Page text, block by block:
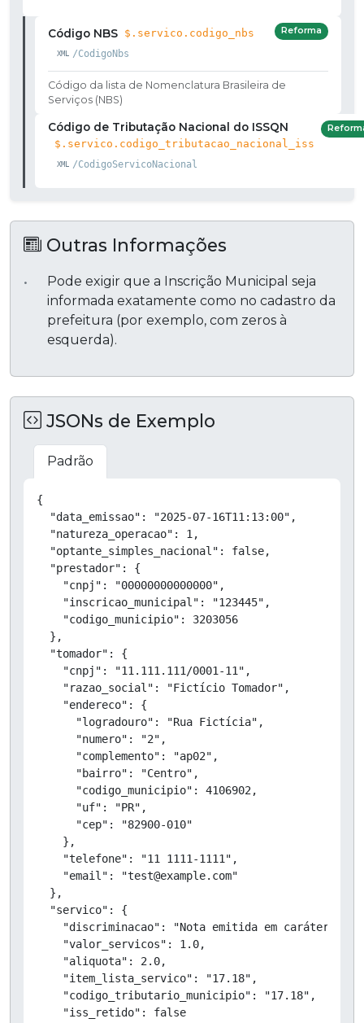
Código NBS $.servico.codigo_nbs
/CodigoNbs
Reforma
Código da lista de Nomenclatura Brasileira de
Serviços (NBS)
Código de Tributação Nacional do ISSQN
$.servico.codigo_tributacao_nacional_iss
/CodigoServicoNacional
Outras Informações
Pode exigir que a Inscrição Municipal seja
informada exatamente como no cadastro da
prefeitura (por exemplo, com zeros à
esquerda).
JSONs de Exemplo
Padrão
{
  "data_emissao": "2025-07-16T11:13:00",
  "natureza_operacao": 1,
  "optante_simples_nacional": false,
  "prestador": {
    "cnpj": "00000000000000",
    "inscricao_municipal": "123445",
    "codigo_municipio": 3203056
  },
  "tomador": {
    "cnpj": "11.111.111/0001-11",
    "razao_social": "Fictício Tomador",
    "endereco": {
      "logradouro": "Rua Fictícia",
      "numero": "2",
      "complemento": "ap02",
      "bairro": "Centro",
      "codigo_municipio": 4106902,
      "uf": "PR",
      "cep": "82900-010"
    },
    "telefone": "11 1111-1111",
    "email": "test@example.com"
  },
  "servico": {
"discriminacao": "Nota emitida em caráter de
    "valor_servicos": 1.0,
    "aliquota": 2.0,
    "item_lista_servico": "17.18",
    "codigo_tributario_municipio": "17.18",
    "iss_retido": false